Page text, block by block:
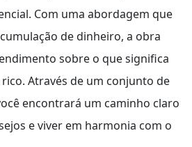
Com uma abordagem que
de dinheiro, a obra
sobre o que significa
Através de um conjunto de
encontrará um caminho claro
e viver em harmonia com o